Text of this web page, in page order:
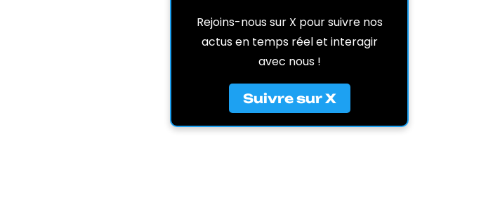
Rejoins-nous sur X pour suivre nos
actus en temps réel et interagir
avec nous !
Suivre sur X